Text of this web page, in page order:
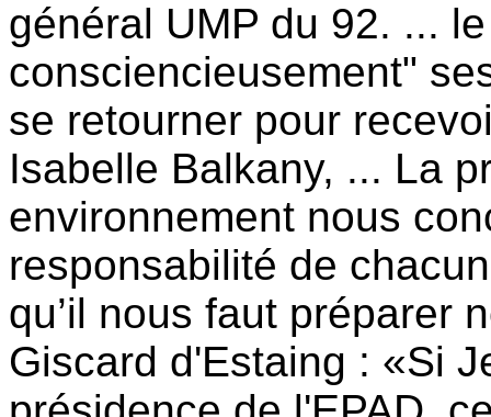
général UMP du 92. ...
consciencieusement"
se retourner pour
Isabelle Balkany, ... La
environnement nous
responsabilité de
qu’il nous faut préparer
Giscard d'Estaing : «Si